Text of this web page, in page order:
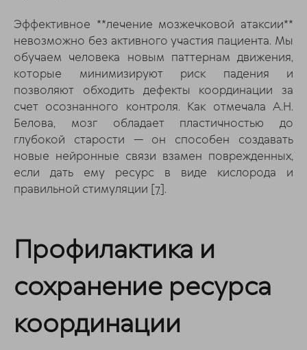
Эффективное **лечение мозжечковой атаксии**
невозможно без активного участия пациента. Мы
обучаем человека новым паттернам движения,
которые минимизируют риск падения и
позволяют обходить дефекты координации за
счет осознанного контроля. Как отмечала А.Н.
Белова, мозг обладает пластичностью до
глубокой старости — он способен создавать
новые нейронные связи взамен поврежденных,
если дать ему ресурс в виде кислорода и
правильной стимуляции [7].
Профилактика и
сохранение ресурса
координации